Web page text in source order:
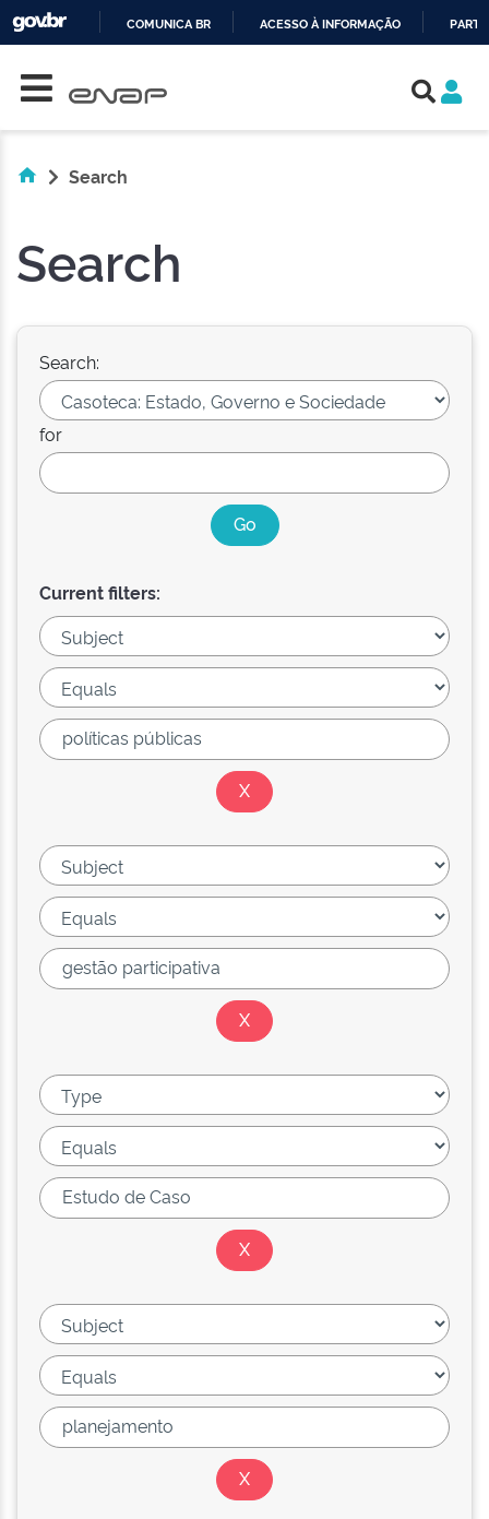
COMUNICA BR ACESSO À INFORMAÇÃO
Search
Search
Search:
for
Current filters: